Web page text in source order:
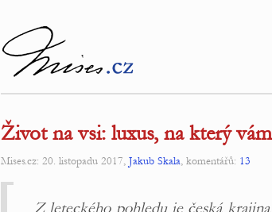
Život na vsi: luxus, na který
Mises.cz: 20. listopadu 2017, Jakub Skala, komentářů: 13
Z leteckého pohledu je česká